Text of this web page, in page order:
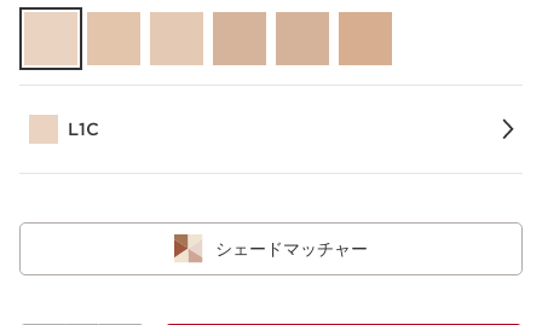
L1C
シェードマッチャー